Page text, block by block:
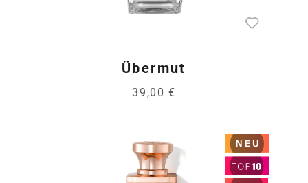
Übermut
39,00 €